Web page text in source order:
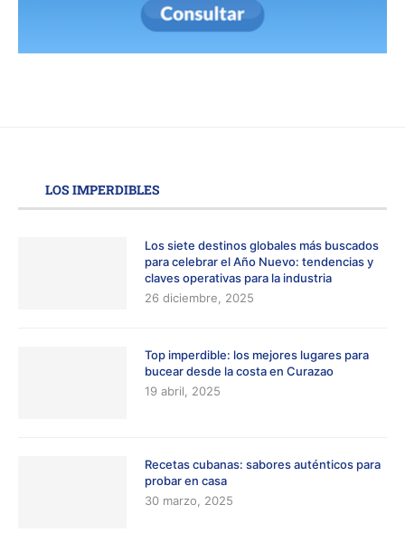
LOS IMPERDIBLES
Los siete destinos globales más buscados
para celebrar el Año Nuevo: tendencias y
claves operativas para la industria
26 diciembre, 2025
Top imperdible: los mejores lugares para
bucear desde la costa en Curazao
19 abril, 2025
Recetas cubanas: sabores auténticos para
probar en casa
30 marzo, 2025